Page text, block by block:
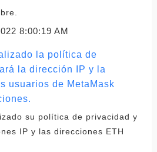
8:00:19 AM
la política de
la dirección IP y la
usuarios de MetaMask
su política de privacidad y
IP y las direcciones ETH